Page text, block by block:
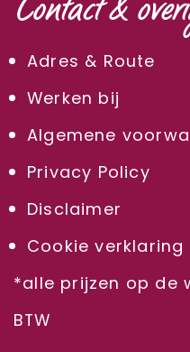
Contact &
Adres & Route
Werken bij
Algemene
Privacy Policy
Disclaimer
Cookie verklaring
*alle prijzen op de
BTW